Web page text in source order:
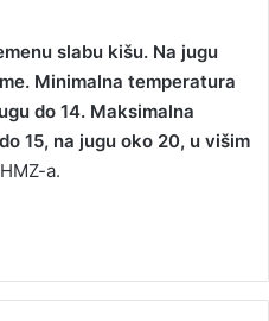
slabu kišu. Na jugu
Minimalna temperatura
do 14. Maksimalna
15, na jugu oko 20, u višim
a.